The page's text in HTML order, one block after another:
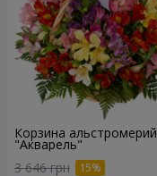
Корзина альстромерий
"Акварель"
3 646 грн